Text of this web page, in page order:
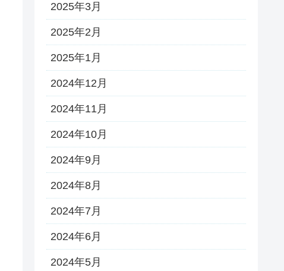
2025年3月
2025年2月
2025年1月
2024年12月
2024年11月
2024年10月
2024年9月
2024年8月
2024年7月
2024年6月
2024年5月